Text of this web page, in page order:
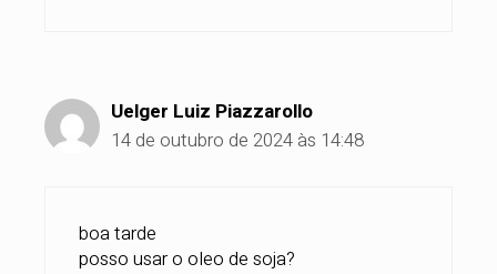
Uelger Luiz Piazzarollo
14 de outubro de 2024 às 14:48
boa tarde
posso usar o oleo de soja?